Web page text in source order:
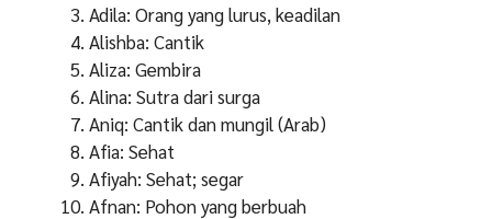
Adila: Orang yang lurus, keadilan
Alishba: Cantik
Aliza: Gembira
Alina: Sutra dari surga
Aniq: Cantik dan mungil (Arab)
Afia: Sehat
Afiyah: Sehat; segar
Afnan: Pohon yang berbuah